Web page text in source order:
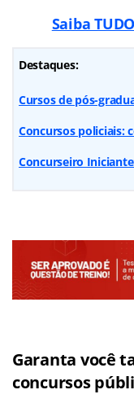
Saiba
Destaques:
Cursos de pós-
Concursos policiais:
Concurseiro
Garanta você
concursos